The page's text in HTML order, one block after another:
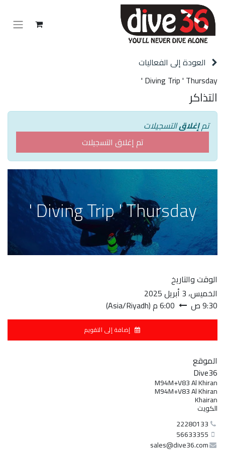
العودة إلى الفعاليات
Diving Trip ' Thursday '
التذاكر
تمإغلاقالتسجيلات
تم إغلاق التسجيلات
Diving Trip ' Thursday '
الوقت والتاريخ
الخميس، 3 أبريل 2025
9:30 ص
6:00 م (
Asia/Riyadh
)
إضافة إلى التقويم
الموقع
Dive36
M94M+V83 Al Khiran
M94M+V83 Al Khiran
Khairan
الكويت
22280133
56633355
sales@dive36.com